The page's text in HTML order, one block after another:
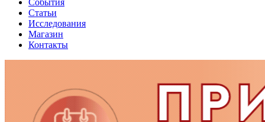
События
Статьи
Исследования
Магазин
Контакты